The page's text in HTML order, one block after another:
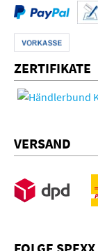
ZERTIFIKATE
VERSAND